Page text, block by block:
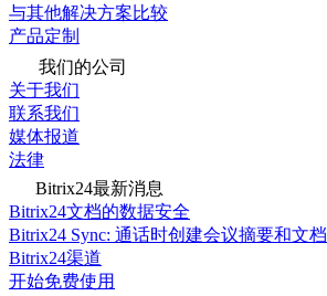
与其他解决方案比较
产品定制
我们的公司
关于我们
联系我们
媒体报道
法律
Bitrix24最新消息
Bitrix24文档的数据安全
Bitrix24 Sync: 通话时创建会议摘要和文档
Bitrix24渠道
开始免费使用